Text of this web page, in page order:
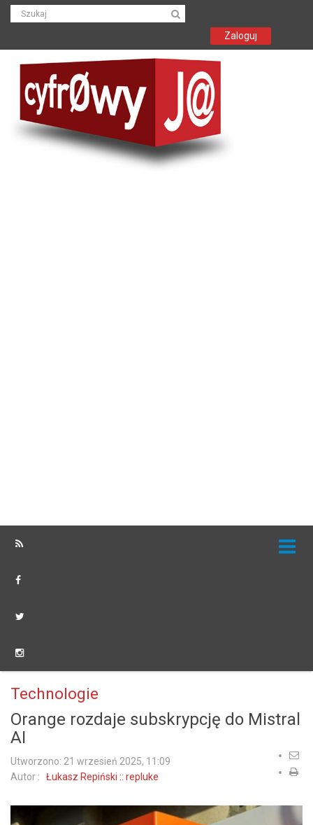
Zaloguj
Technologie
Orange rozdaje subskrypcję do Mistral
AI
Utworzono: 21 wrzesień 2025, 11:09
Autor : Łukasz Repiński :: repluke